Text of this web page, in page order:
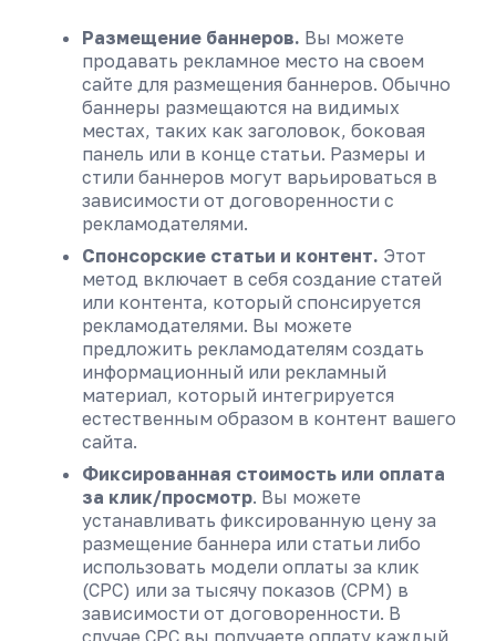
Размещение баннеров. Вы можете
продавать рекламное место на своем
сайте для размещения баннеров. Обычно
баннеры размещаются на видимых
местах, таких как заголовок, боковая
панель или в конце статьи. Размеры и
стили баннеров могут варьироваться в
зависимости от договоренности с
рекламодателями.
Спонсорские статьи и контент. Этот
метод включает в себя создание статей
или контента, который спонсируется
рекламодателями. Вы можете
предложить рекламодателям создать
информационный или рекламный
материал, который интегрируется
естественным образом в контент вашего
сайта.
Фиксированная стоимость или оплата
за клик/просмотр. Вы можете
устанавливать фиксированную цену за
размещение баннера или статьи либо
использовать модели оплаты за клик
(CPC) или за тысячу показов (CPM) в
зависимости от договоренности. В
случае CPC вы получаете оплату каждый